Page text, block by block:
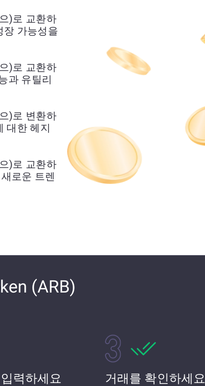
)로 교환하
장 가능성을
)로 교환하
과 유틸리
)로 변환하
대한 헤지
)로 교환하
로운 트렌
(ARB)
력하세요 거래를 확인하세요